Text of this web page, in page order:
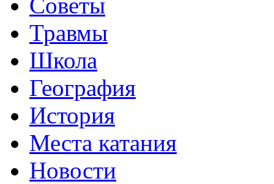
Травмы
Школа
География
История
Места катания
Новости